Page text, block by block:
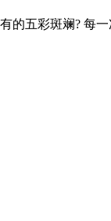
五彩斑斓? 每